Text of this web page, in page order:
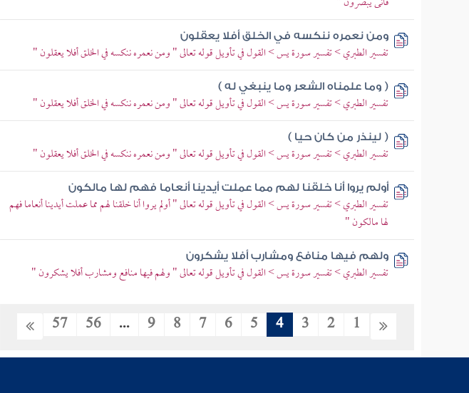
ومن نعمره ننكسه في الخلق أفلا يعقلون
تفسير الطبري > تفسير سورة يس > القول في تأويل قوله تعالى " ومن نعمره ننكسه في الخلق أفلا يعقلون "
( وما علمناه الشعر وما ينبغي له )
تفسير الطبري > تفسير سورة يس > القول في تأويل قوله تعالى " ومن نعمره ننكسه في الخلق أفلا يعقلون "
( لينذر من كان حيا )
تفسير الطبري > تفسير سورة يس > القول في تأويل قوله تعالى " ومن نعمره ننكسه في الخلق أفلا يعقلون "
أولم يروا أنا خلقنا لهم مما عملت أيدينا أنعاما فهم لها مالكون
تفسير الطبري > تفسير سورة يس > القول في تأويل قوله تعالى " أولم يروا أنا خلقنا لهم مما عملت أيدينا أنعاما فهم
لها مالكون "
ولهم فيها منافع ومشارب أفلا يشكرون
تفسير الطبري > تفسير سورة يس > القول في تأويل قوله تعالى " ولهم فيها منافع ومشارب أفلا يشكرون "
1
2
3
4
5
6
7
8
9
...
56
57